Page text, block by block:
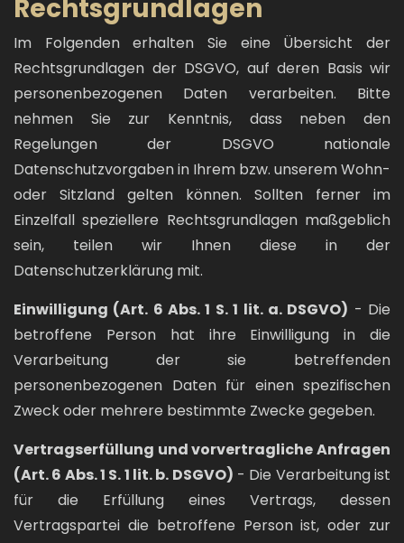
Rechtsgrundlagen
Im Folgenden erhalten Sie eine Übersicht der
Rechtsgrundlagen der DSGVO, auf deren Basis wir
personenbezogenen Daten verarbeiten. Bitte
nehmen Sie zur Kenntnis, dass neben den
Regelungen der DSGVO nationale
Datenschutzvorgaben in Ihrem bzw. unserem Wohn-
oder Sitzland gelten können. Sollten ferner im
Einzelfall speziellere Rechtsgrundlagen maßgeblich
sein, teilen wir Ihnen diese in der
Datenschutzerklärung mit.
Einwilligung (Art. 6 Abs. 1 S. 1 lit. a. DSGVO) - Die
betroffene Person hat ihre Einwilligung in die
Verarbeitung der sie betreffenden
personenbezogenen Daten für einen spezifischen
Zweck oder mehrere bestimmte Zwecke gegeben.
Vertragserfüllung und vorvertragliche Anfragen
(Art. 6 Abs. 1 S. 1 lit. b. DSGVO) - Die Verarbeitung ist
für die Erfüllung eines Vertrags, dessen
Vertragspartei die betroffene Person ist, oder zur